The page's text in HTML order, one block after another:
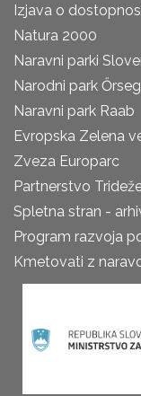
Izjava o
Natura 2000
Naravni parki
Narodni park Őrseg
Naravni park Raab
Evropska Zelena
Zveza Europarc
Partnerstvo
Spletna stran -
Program razvoja
Kmetovati z